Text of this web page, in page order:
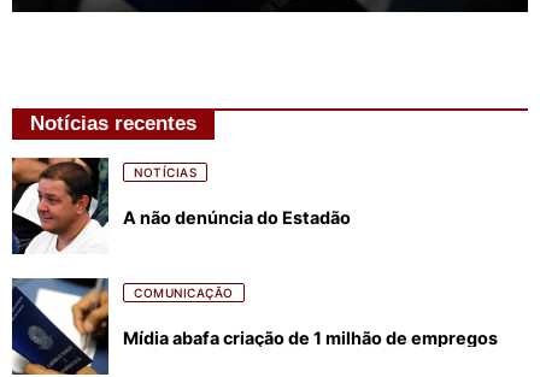
Notícias recentes
NOTÍCIAS
A não denúncia do Estadão
COMUNICAÇÃO
Mídia abafa criação de 1 milhão de empregos